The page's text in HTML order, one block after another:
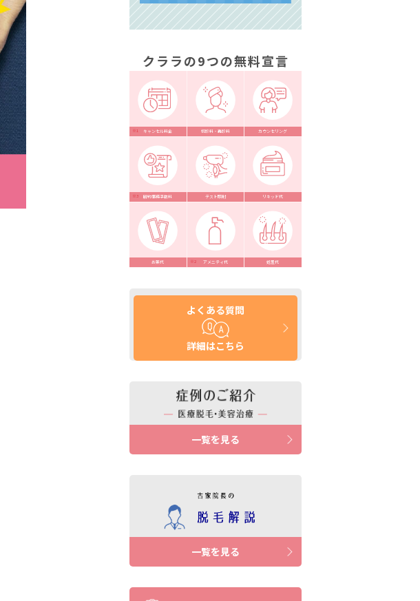
クララの9つの無料宣言
キャンセル料金 初診料・再診料 カウンセリング
解約事務手数料 テスト照射 リキッド代
お薬代 アメニティ代 処置代
よくある質問
詳細はこちら
一覧を見る
一覧を見る